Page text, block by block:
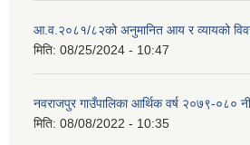
आ.व.२०८१/८२को अनुमानित आय र व्यायको
मिति: 08/25/2024 - 10:47
नवराजपुर गाउँपालिका आर्थिक वर्ष २०७९-०८०
मिति: 08/08/2022 - 10:35